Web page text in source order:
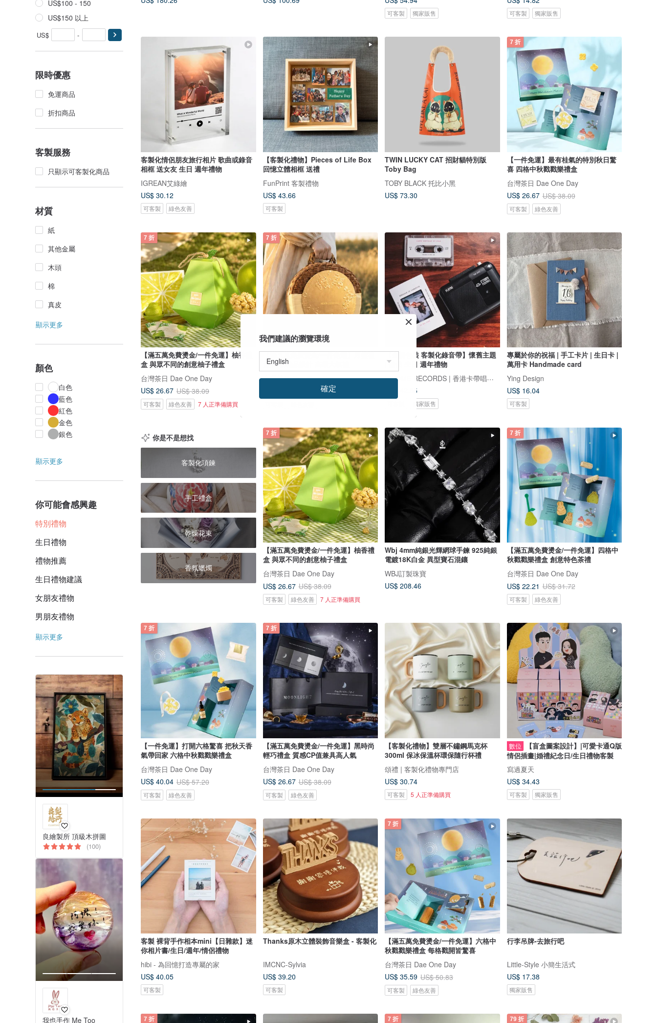
US$100 - 150
US$150 以上
US$ -
限時優惠
免運商品
折扣商品
客製服務
只顯示可客製化商品
材質
紙
其他金屬
木頭
棉
真皮
顯示更多
顏色
白色
藍色
紅色
金色
銀色
顯示更多
你可能會感興趣
特別禮物
生日禮物
禮物推薦
生日禮物建議
女朋友禮物
男朋友禮物
顯示更多
良繪製所 頂級木拼圖
(100)
我也手作 Me Too
可客製 獨家販售 可客製 獨家販售
客製化情侶朋友旅行相片 歌曲或錄音
相框 送女友 生日 週年禮物
IGREAN艾綠繪
US$ 30.12
可客製 綠色友善
【客製化禮物】Pieces of Life Box
回憶立體相框 送禮
FunPrint 客製禮物
US$ 43.66
可客製
TWIN LUCKY CAT 招財貓特別版
Toby Bag
TOBY BLACK 托比小黑
US$ 73.30
7 折
【一件免運】最有桂氣的特別秋日驚
喜 四格中秋戳戳樂禮盒
台灣茶日 Dae One Day
US$ 26.67 US$ 38.09
可客製 綠色友善
7 折
【滿五萬免費燙金/一件免運】柚香禮
盒 與眾不同的創意柚子禮盒
台灣茶日 Dae One Day
US$ 26.67 US$ 38.09
可客製 綠色友善 7 人正準備購買
7 折
【滿五萬免費燙金/一件免運】月籃禮
台灣茶日 Dae One Day
US$ 95.37
【全新包裝 客製化錄音帶】懷舊主題
| 情侶 生日 週年禮物
FINDME RECORDS | 香港卡帶唱片生活店
US$ 42.85
獨家販售
專屬於你的祝福 | 手工卡片 | 生日卡 |
萬用卡 Handmade card
Ying Design
US$ 16.04
可客製
你是不是想找
客製化項鍊
手工禮盒
乾燥花束
香氛蠟燭
7 折
【滿五萬免費燙金/一件免運】柚香禮
盒 與眾不同的創意柚子禮盒
台灣茶日 Dae One Day
US$ 26.67 US$ 38.09
可客製 綠色友善 7 人正準備購買
Wbj 4mm純銀光輝網球手鍊 925純銀
電鍍18K白金 異型寶石混鑲
WBJ訂製珠寶
US$ 208.46
7 折
【滿五萬免費燙金/一件免運】四格中
秋戳戳樂禮盒 創意特色茶禮
台灣茶日 Dae One Day
US$ 22.21 US$ 31.72
可客製 綠色友善
7 折
【一件免運】打開六格驚喜 把秋天香
氣帶回家 六格中秋戳戳樂禮盒
台灣茶日 Dae One Day
US$ 40.04 US$ 57.20
可客製 綠色友善
7 折
【滿五萬免費燙金/一件免運】黑時尚
輕巧禮盒 質感CP值兼具高人氣
台灣茶日 Dae One Day
US$ 26.67 US$ 38.09
可客製 綠色友善
【客製化禮物】雙層不鏽鋼馬克杯
300ml 保冰保溫杯環保隨行杯禮
頌禮 | 客製化禮物專門店
US$ 30.74
可客製 5 人正準備購買
數位
【盲盒圖案設計】|可愛卡通Q版
情侶插畫|婚禮紀念日/生日禮物客製
寫過夏天
US$ 34.43
可客製 獨家販售
客製 裸背手作相本mini【日雜款】迷
你相片書/生日/週年/情侶禮物
hibi - 為回憶打造專屬的家
US$ 40.05
可客製
Thanks原木立體裝飾音樂盒 - 客製化
IMCNC-Sylvia
US$ 39.20
可客製
7 折
【滿五萬免費燙金/一件免運】六格中
秋戳戳樂禮盒 每格戳開皆驚喜
台灣茶日 Dae One Day
US$ 35.59 US$ 50.83
可客製 綠色友善
行李吊牌-去旅行吧
Little-Style 小簡生活式
US$ 17.38
獨家販售
7 折 7 折 79 折
我們建議的瀏覽環境
確定